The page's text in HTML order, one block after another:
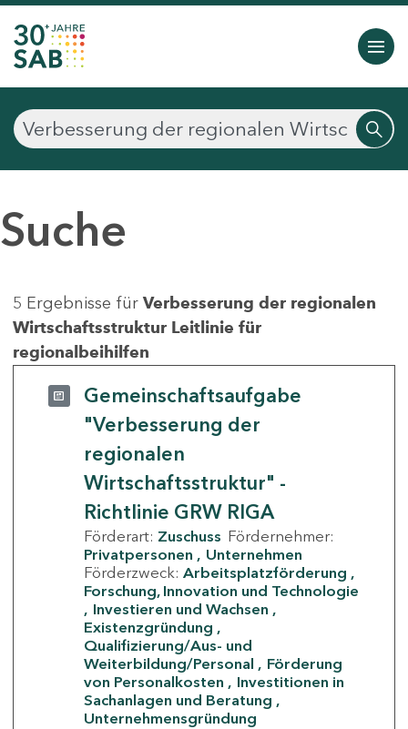
Suche
5 Ergebnisse für Verbesserung der regionalen
Wirtschaftsstruktur Leitlinie für
regionalbeihilfen
Gemeinschaftsaufgabe
"Verbesserung der
regionalen
Wirtschaftsstruktur" -
Richtlinie GRW RIGA
Förderart: Zuschuss Fördernehmer:
Privatpersonen
Unternehmen
Förderzweck: Arbeitsplatzförderung
Forschung, Innovation und Technologie
Investieren und Wachsen
Existenzgründung
Qualifizierung/Aus- und
Weiterbildung/Personal
Förderung
von Personalkosten
Investitionen in
Sachanlagen und Beratung
Unternehmensgründung